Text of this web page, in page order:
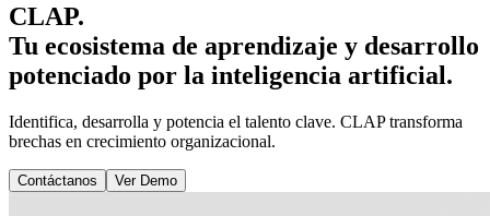
CLAP.
Tu ecosistema de aprendizaje y desarrollo
potenciado por la inteligencia artificial.
Identifica, desarrolla y potencia el talento clave. CLAP transforma
brechas en crecimiento organizacional.
Contáctanos Ver Demo